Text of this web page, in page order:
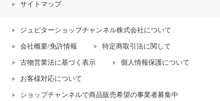
サイトマップ
ジュピターショップチャンネル株式会社について
会社概要/免許情報 特定商取引法に関して
古物営業法に基づく表示 個人情報保護について
お客様対応について
ショップチャンネルで商品販売希望の事業者募集中